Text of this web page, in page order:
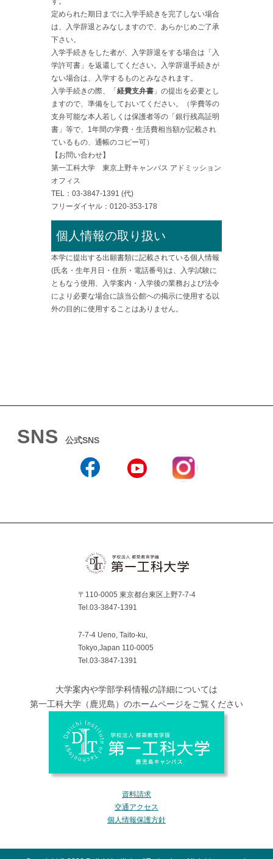
定められた期日までに入学手続きを完了しない場合
は、入学辞退とみなしますので、あらかじめご了承
下さい。
入学手続きをした者が、入学辞退をする場合は「入
学許可書」を返還してください。入学辞退手続きが
ない場合は、入学するものとみなされます。
入学手続きの際、「 経費支弁書 」の提出を必要とし
ますので、準備をしておいてください。（学費等の
支弁可能な本人若しくは保護者等の「銀行残高証明
書」等で、1年間の学費・生活費相当額が記載され
ているもの、通帳のコピー可）
【お問い合わせ】
第一工科大学 東京上野キャンパス アドミッション
オフィス
TEL：03-3847-1391 (代)
フリーダイヤル：0120-353-178
個人情報の取り扱い
本学に提出する出願書類に記載されている個人情報
(氏名・生年月日・住所・電話番号)は、入学試験に
ともなう使用、入学案内・入学後の業務および法令
により必要な場合に該当公館への掲示に使用する以
外の目的に使用することはありません。
SNS 公式SNS
〒110-0005 東京都台東区上野7-7-4
Tel.03-3847-1391
7-7-4 Ueno, Taito-ku,
Tokyo,Japan 110-0005
Tel.03-3847-1391
大学案内や学部学科情報の詳細については
第一工科大学（鹿児島）のホームページをご覧ください
資料請求
交通アクセス
個人情報保護方針